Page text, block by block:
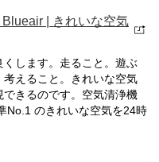
Blueair | きれいな空気
します。走ること。遊ぶ
えること。きれいな空気
きるのです。空気清浄機
No.1 のきれいな空気を24時